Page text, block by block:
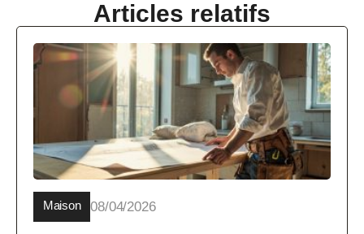
Articles relatifs
Maison 08/04/2026